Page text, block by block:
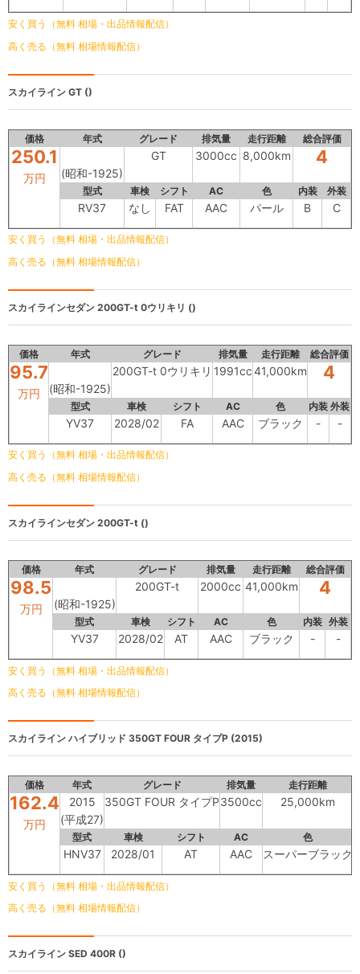
安く買う（無料 相場・出品情報配信）
高く売る（無料 相場情報配信）
スカイライン GT ()
価格 年式 グレード 排気量 走行距離 総合評価
250.1
万円 (昭和-1925)
GT 3000cc 8,000km 4
型式 車検 シフト AC 色 内装 外装
RV37 なし FAT AAC パール B C
安く買う（無料 相場・出品情報配信）
高く売る（無料 相場情報配信）
スカイラインセダン 200GT-t 0ウリキリ ()
価格 年式 グレード 排気量 走行距離 総合評価
95.7
万円 (昭和-1925)
200GT-t 0ウリキリ 1991cc41,000km 4
型式 車検 シフト AC 色 内装 外装
YV37 2028/02 FA AAC ブラック - -
安く買う（無料 相場・出品情報配信）
高く売る（無料 相場情報配信）
スカイラインセダン 200GT-t ()
価格 年式 グレード 排気量 走行距離 総合評価
98.5
万円 (昭和-1925)
200GT-t 2000cc 41,000km 4
型式 車検 シフト AC 色 内装 外装
YV37 2028/02 AT AAC ブラック - -
安く買う（無料 相場・出品情報配信）
高く売る（無料 相場情報配信）
スカイライン ハイブリッド 350GT FOUR タイプP (2015)
価格 年式 グレード 排気量 走行距離
162.4
万円
2015
(平成27)
350GT FOUR タイプP3500cc 25,000km
型式 車検 シフト AC 色
HNV37 2028/01 AT AAC スーパーブラック
安く買う（無料 相場・出品情報配信）
高く売る（無料 相場情報配信）
スカイライン SED 400R ()